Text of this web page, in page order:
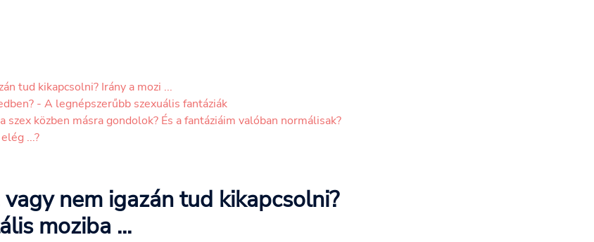
tud kikapcsolni? Irány a mozi ...
- A legnépszerűbb szexuális fantáziák
közben másra gondolok? És a fantáziáim valóban normálisak?
...?
nem igazán tud kikapcsolni?
moziba ...